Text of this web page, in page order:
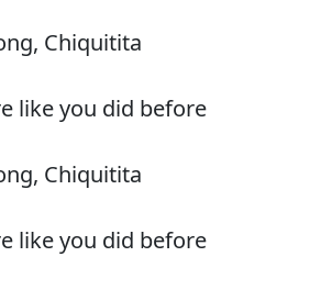
Chiquitita
like you did before
Chiquitita
like you did before